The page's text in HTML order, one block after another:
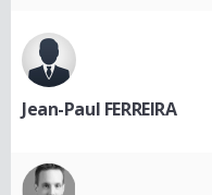
Jean-Paul FERREIRA